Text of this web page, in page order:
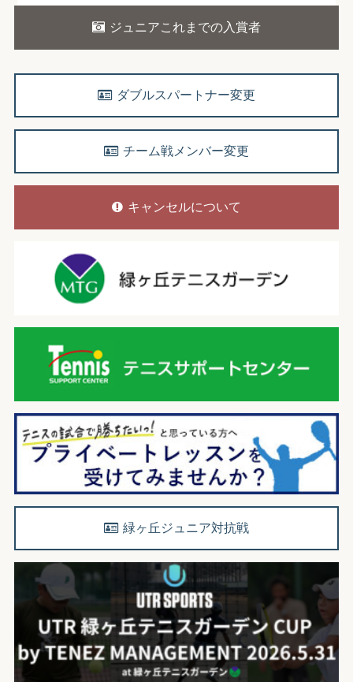
ジュニアこれまでの入賞者
ダブルスパートナー変更
チーム戦メンバー変更
キャンセルについて
緑ヶ丘ジュニア対抗戦